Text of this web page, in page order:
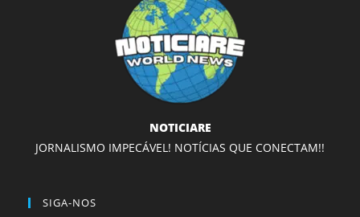
NOTICIARE
JORNALISMO IMPECÁVEL! NOTÍCIAS QUE CONECTAM!!
SIGA-NOS